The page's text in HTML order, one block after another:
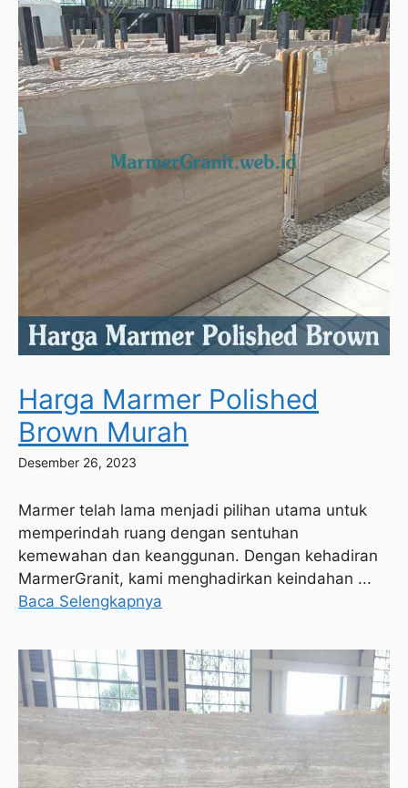
Harga Marmer Polished
Brown Murah
Desember 26, 2023
Marmer telah lama menjadi pilihan utama untuk
memperindah ruang dengan sentuhan
kemewahan dan keanggunan. Dengan kehadiran
MarmerGranit, kami menghadirkan keindahan ...
Baca Selengkapnya